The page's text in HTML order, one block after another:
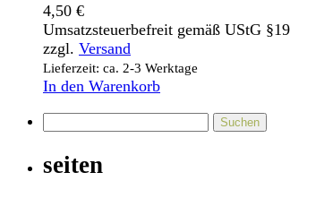
4,50 €
Umsatzsteuerbefreit gemäß UStG §19
zzgl. Versand
Lieferzeit: ca. 2-3 Werktage
In den Warenkorb
Suchen
seiten